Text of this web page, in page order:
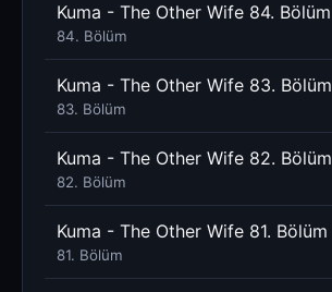
Kuma - The Other Wife 84. Bölüm
84. Bölüm
Kuma - The Other Wife 83. Bölüm
83. Bölüm
Kuma - The Other Wife 82. Bölüm
82. Bölüm
Kuma - The Other Wife 81. Bölüm
81. Bölüm